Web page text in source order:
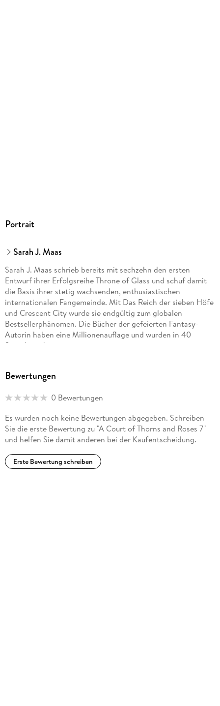
Portrait
Sarah J. Maas
Sarah J. Maas schrieb bereits mit sechzehn den ersten
Entwurf ihrer Erfolgsreihe Throne of Glass und schuf damit
die Basis ihrer stetig wachsenden, enthusiastischen
internationalen Fangemeinde. Mit Das Reich der sieben Höfe
und Crescent City wurde sie endgültig zum globalen
Bestsellerphänomen. Die Bücher der gefeierten Fantasy-
Autorin haben eine Millionenauflage und wurden in 40
Sprachen übersetzt.
studierte Literaturwissenschaft, Anglistik und Niederlandistik
Hogeschool in Utrecht. Sie arbeitet seit 1988 als
Heinrich Koop studierte Geschichte und Niederlandistik an
der Universität Köln und der Katholieke Universiteit
Übersetzen aus dem Niederländischen an der Universität
Münster. Er arbeitet seit 1988 als Übersetzer und lebt auf der
Bewertungen
0 Bewertungen
Es wurden noch keine Bewertungen abgegeben. Schreiben
Sie die erste Bewertung zu "A Court of Thorns and Roses 7"
und helfen Sie damit anderen bei der Kaufentscheidung.
Erste Bewertung schreiben